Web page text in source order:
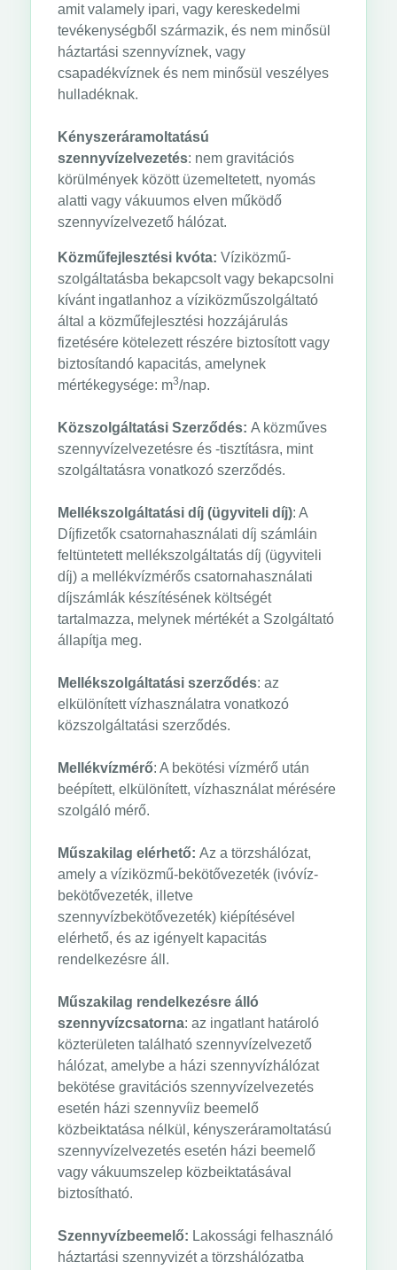
amit valamely ipari, vagy kereskedelmi
tevékenységből származik, és nem minősül
háztartási szennyvíznek, vagy
csapadékvíznek és nem minősül veszélyes
hulladéknak.
Kényszeráramoltatású
szennyvízelvezetés: nem gravitációs
körülmények között üzemeltetett, nyomás
alatti vagy vákuumos elven működő
szennyvízelvezető hálózat.
Közműfejlesztési kvóta: Víziközmű-
szolgáltatásba bekapcsolt vagy bekapcsolni
kívánt ingatlanhoz a víziközműszolgáltató
által a közműfejlesztési hozzájárulás
fizetésére kötelezett részére biztosított vagy
biztosítandó kapacitás, amelynek
mértékegysége: m3/nap.
Közszolgáltatási Szerződés: A közműves
szennyvízelvezetésre és -tisztításra, mint
szolgáltatásra vonatkozó szerződés.
Mellékszolgáltatási díj (ügyviteli díj): A
Díjfizetők csatornahasználati díj számláin
feltüntetett mellékszolgáltatás díj (ügyviteli
díj) a mellékvízmérős csatornahasználati
díjszámlák készítésének költségét
tartalmazza, melynek mértékét a Szolgáltató
állapítja meg.
Mellékszolgáltatási szerződés: az
elkülönített vízhasználatra vonatkozó
közszolgáltatási szerződés.
Mellékvízmérő: A bekötési vízmérő után
beépített, elkülönített, vízhasználat mérésére
szolgáló mérő.
Műszakilag elérhető: Az a törzshálózat,
amely a víziközmű-bekötővezeték (ivóvíz-
bekötővezeték, illetve
szennyvízbekötővezeték) kiépítésével
elérhető, és az igényelt kapacitás
rendelkezésre áll.
Műszakilag rendelkezésre álló
szennyvízcsatorna: az ingatlant határoló
közterületen található szennyvízelvezető
hálózat, amelybe a házi szennyvízhálózat
bekötése gravitációs szennyvízelvezetés
esetén házi szennyvíiz beemelő
közbeiktatása nélkül, kényszeráramoltatású
szennyvízelvezetés esetén házi beemelő
vagy vákuumszelep közbeiktatásával
biztosítható.
Szennyvízbeemelő: Lakossági felhasználó
háztartási szennyvizét a törzshálózatba